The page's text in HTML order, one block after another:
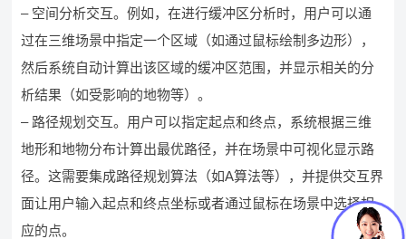
– 空间分析交互。例如，在进行缓冲区分析时，用户可以通
过在三维场景中指定一个区域（如通过鼠标绘制多边形），
然后系统自动计算出该区域的缓冲区范围，并显示相关的分
析结果（如受影响的地物等）。
– 路径规划交互。用户可以指定起点和终点，系统根据三维
地形和地物分布计算出最优路径，并在场景中可视化显示路
径。这需要集成路径规划算法（如A算法等），并提供交互界
面让用户输入起点和终点坐标或者通过鼠标在场景中选择相
应的点。